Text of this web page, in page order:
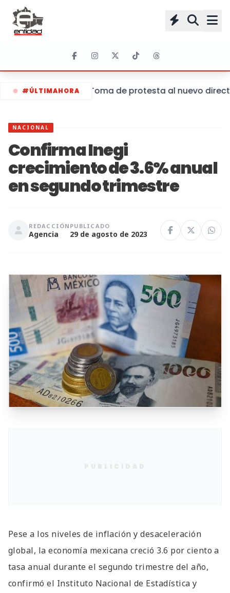
#ÚLTIMAHORA Toma de protesta al nuevo
NACIONAL
Confirma Inegi
crecimiento de 3.6% anual
en segundo trimestre
REDACCIÓN
Agencia
PUBLICADO
29 de agosto de 2023
Pese a los niveles de inflación y desaceleración
global, la economía mexicana creció 3.6 por ciento a
tasa anual durante el segundo trimestre del año,
confirmó el Instituto Nacional de Estadística y